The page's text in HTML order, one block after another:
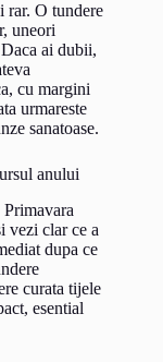
rar. O tundere
uneori
ai dubii,
cu margini
urmareste
sanatoase.
anului
vezi clar ce a
dupa ce
curata tijele
esential